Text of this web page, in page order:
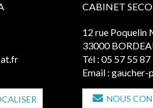
CABINET
12 rue Poquelin
33000
Tél : 05 57 55 87
Email : gaucher-
NOUS